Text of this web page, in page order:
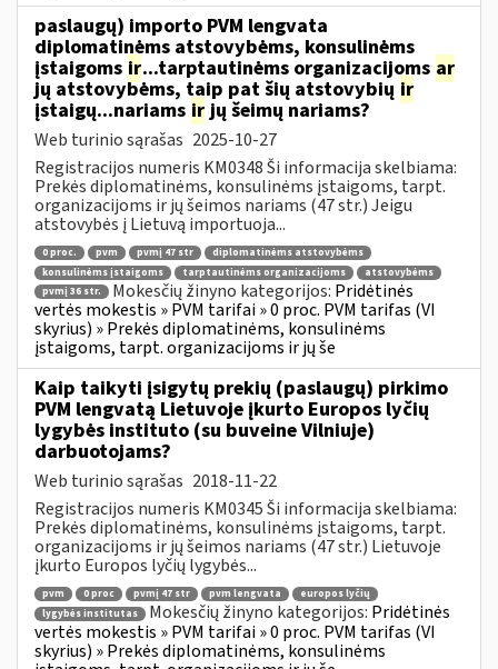
paslaugų) importo PVM lengvata
diplomatinėms atstovybėms, konsulinėms
įstaigoms ir...tarptautinėms organizacijoms ar
jų atstovybėms, taip pat šių atstovybių ir
įstaigų...nariams irjų šeimų nariams?
Web turinio sąrašas 2025-10-27
Registracijos numeris KM0348 Ši informacija skelbiama:
Prekės diplomatinėms, konsulinėms įstaigoms, tarpt.
organizacijoms ir jų šeimos nariams (47 str.) Jeigu
atstovybės į Lietuvą importuoja...
0 proc. pvm pvmį 47 str
diplomatinėms atstovybėms
konsulinėms įstaigoms
tarptautinėms organizacijoms
atstovybėms
pvmį 36 str.
Mokesčių žinyno kategorijos: Pridėtinės
vertės mokestis » PVM tarifai » 0 proc. PVM tarifas (VI
skyrius) » Prekės diplomatinėms, konsulinėms
įstaigoms, tarpt. organizacijoms ir jų še
Kaip taikyti įsigytų prekių (paslaugų) pirkimo
PVM lengvatą Lietuvoje įkurto Europos lyčių
lygybės instituto (su buveine Vilniuje)
darbuotojams?
Web turinio sąrašas 2018-11-22
Registracijos numeris KM0345 Ši informacija skelbiama:
Prekės diplomatinėms, konsulinėms įstaigoms, tarpt.
organizacijoms ir jų šeimos nariams (47 str.) Lietuvoje
įkurto Europos lyčių lygybės...
pvm 0 proc pvmį 47 str pvm lengvata
europos lyčių
lygybės institutas
Mokesčių žinyno kategorijos: Pridėtinės
vertės mokestis » PVM tarifai » 0 proc. PVM tarifas (VI
skyrius) » Prekės diplomatinėms, konsulinėms